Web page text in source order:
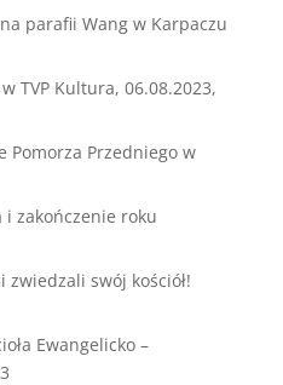
parafii Wang w Karpaczu
TVP Kultura, 06.08.2023,
Pomorza Przedniego w
zakończenie roku
zwiedzali swój kościół!
Ewangelicko –